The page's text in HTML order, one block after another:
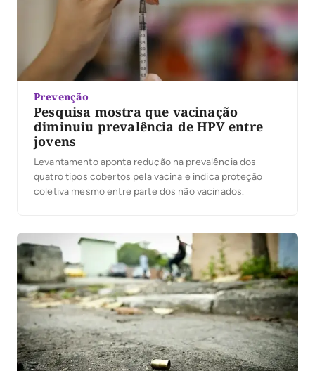
Prevenção
Pesquisa mostra que vacinação
diminuiu prevalência de HPV entre
jovens
Levantamento aponta redução na prevalência dos
quatro tipos cobertos pela vacina e indica proteção
coletiva mesmo entre parte dos não vacinados.